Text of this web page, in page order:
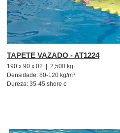
TAPETE VAZADO - AT1224
190 x 90 x 02 | 2,500 kg
Densidade: 80-120 kg/m³
Dureza: 35-45 shore c